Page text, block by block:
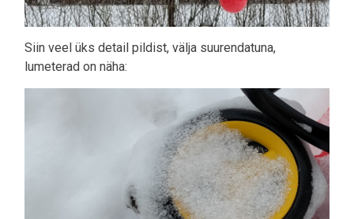
Siin veel üks detail pildist, välja suurendatuna,
lumeterad on näha: